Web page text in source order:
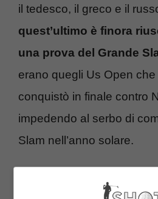
il tedesco, il greco e il
quest’ultimo è finora
una prova del Grande
erano quegli Us Open
conquistò in finale contro
impedendo al serbo di
Slam nell’anno solare.
Sempre a proposito del